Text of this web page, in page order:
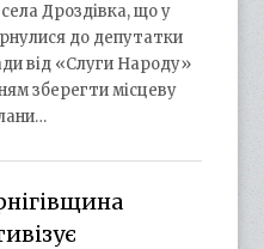
Дроздівка, що у
до депутатки
від «Слуги Народу»
зберегти місцеву